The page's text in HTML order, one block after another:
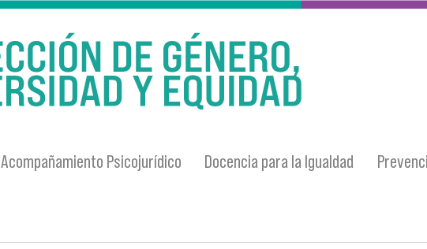
Acompañamiento Psicojurídico Docencia para la Igualdad